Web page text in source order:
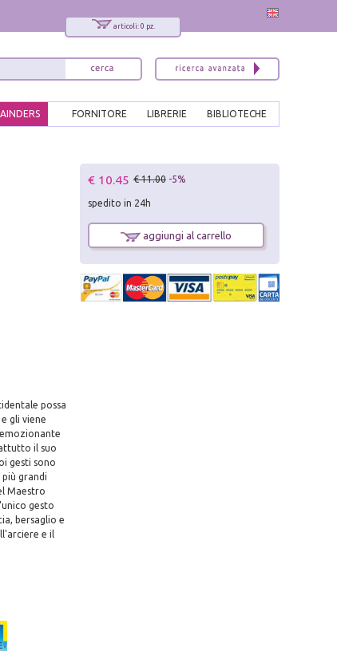
articoli: 0 pz.
BIBLIOTECHE
LIBRERIE
FORNITORE
possa
gli viene
il suo
gesti sono
grandi
Maestro
gesto
bersaglio e
e il
€ 10.45 € 11.00 -5%
spedito in 24h
aggiungi al carrello
x
Interessato ai nostri libri?
Sarai informato delle nostre novità, potrai
comunque cancellarti quando desideri.
modulo di iscrizione